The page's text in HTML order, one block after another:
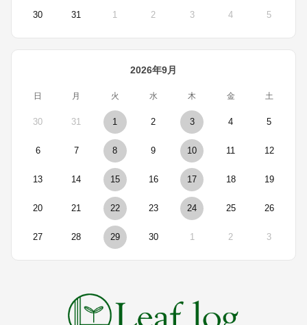
30 31 1 2 3 4 5
2026年9月
日 月 火 水 木 金 土
30 31 1 2 3 4 5
6 7 8 9 10 11 12
13 14 15 16 17 18 19
20 21 22 23 24 25 26
27 28 29 30 1 2 3